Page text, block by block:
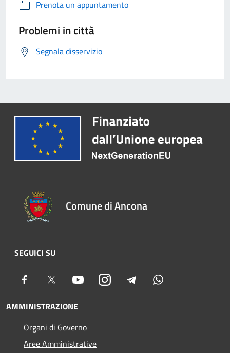
Prenota un appuntamento
Problemi in città
Segnala disservizio
Comune di Ancona
SEGUICI SU
Facebook Twitter YoutubeInstagram Telegram
AMMINISTRAZIONE
Organi di Governo
Aree Amministrative